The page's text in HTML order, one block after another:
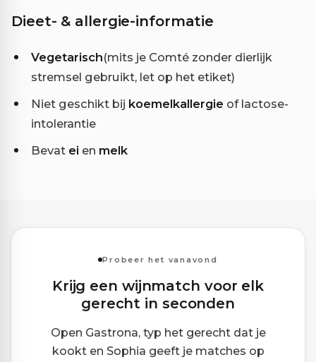
Dieet- & allergie-informatie
Vegetarisch(mits je Comté zonder dierlijk
stremsel gebruikt, let op het etiket)
Niet geschikt bij koemelkallergie of lactose-
intolerantie
Bevat ei en melk
Probeer het vanavond
Krijg een wijnmatch voor elk
gerecht in seconden
Open Gastrona, typ het gerecht dat je
kookt en Sophia geeft je matches op